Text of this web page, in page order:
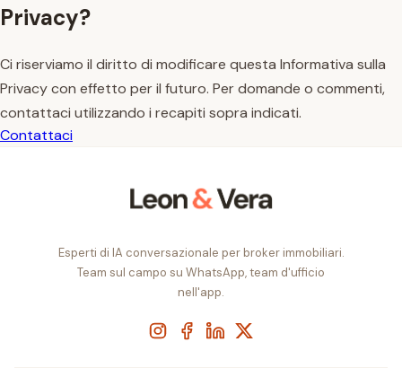
Privacy?
Ci riserviamo il diritto di modificare questa Informativa sulla
Privacy con effetto per il futuro. Per domande o commenti,
contattaci utilizzando i recapiti sopra indicati.
Contattaci
Esperti di IA conversazionale per broker immobiliari.
Team sul campo su WhatsApp, team d'ufficio
nell'app.
Instagram
Facebook
LinkedIn
X